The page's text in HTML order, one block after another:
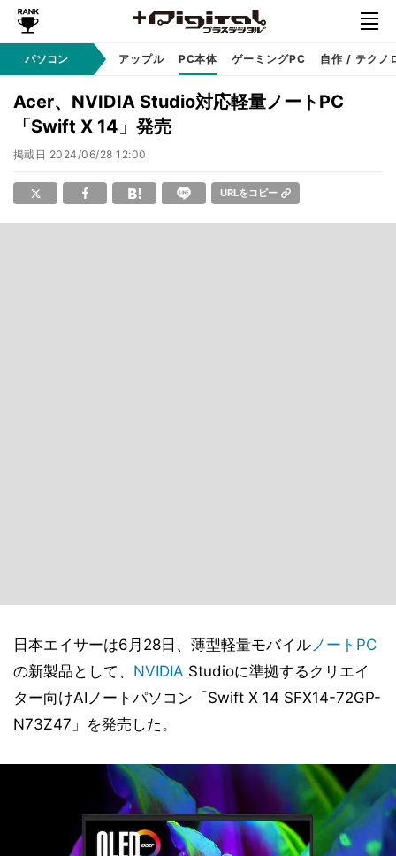
パソコンWindows アップル PC本体 ゲーミングPC 自作 / テクノ
Acer、NVIDIA Studio対応軽量ノートPC
「Swift X 14」発売
掲載日 2024/06/28 12:00
URLをコピー
日本エイサーは6月28日、薄型軽量モバイルノートPC
の新製品として、 NVIDIA Studioに準拠するクリエイ
ター向けAIノートパソコン「Swift X 14 SFX14-72GP-
N73Z47」を発売した。